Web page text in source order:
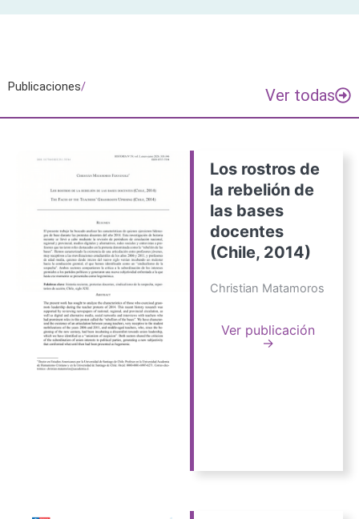
Publicaciones/ Ver todas
Los rostros de
la rebelión de
las bases
docentes
(Chile, 2014)
Christian Matamoros
Ver publicación
→